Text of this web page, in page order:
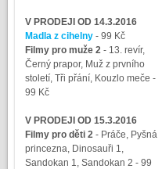
V PRODEJI OD 14.3.2016
Madla z cihelny - 99 Kč
Filmy pro muže 2- 13. revír,
Černý prapor, Muž z prvního
století, Tři přání, Kouzlo meče -
99 Kč
V PRODEJI OD 15.3.2016
Filmy pro děti 2- Práče, Pyšná
princezna, Dinosauři 1,
Sandokan 1, Sandokan 2 - 99